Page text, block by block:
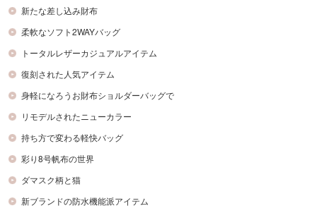
新たな差し込み財布
柔軟なソフト2WAYバッグ
トータルレザーカジュアルアイテム
復刻された人気アイテム
身軽になろうお財布ショルダーバッグで
リモデルされたニューカラー
持ち方で変わる軽快バッグ
彩り8号帆布の世界
ダマスク柄と猫
新ブランドの防水機能派アイテム